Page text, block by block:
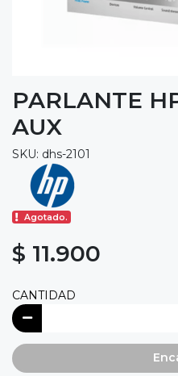
PARLANTE
AUX
SKU: dhs-2101
Agotado.
$ 11.900
CANTIDAD